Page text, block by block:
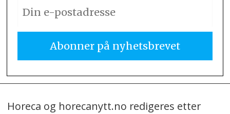
Horeca og horecanytt.no redigeres etter